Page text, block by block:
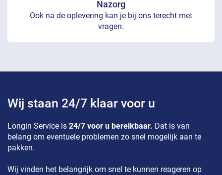
Nazorg
Ook na de oplevering kan je bij ons terecht met
vragen.
Wij staan 24/7 klaar voor u
Longin Service is 24/7 voor u bereikbaar. Dat is van
belang om eventuele problemen zo snel mogelijk aan te
pakken.
Wij vinden het belangrijk om snel te kunnen reageren op